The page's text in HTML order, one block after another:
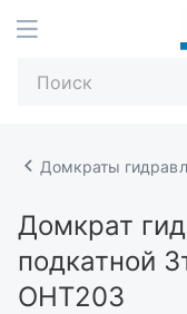
Домкраты
Домкрат
подкатной
OHT203